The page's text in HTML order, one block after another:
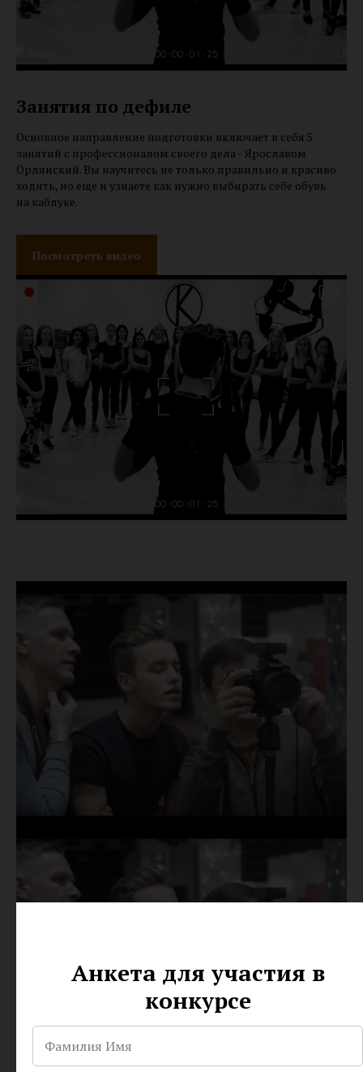
Зарегистрироваться сейчас
Занятия по дефиле
Основное направление подготовки включает в себя 5
занятий с профессионалом своего дела - Ярославом
Орлянский. Вы научитесь не только правильно и красиво
ходить, но еще и узнаете как нужно выбирать себе обувь
на каблуке.
Посмотреть видео
Анкета для участия в
конкурсе